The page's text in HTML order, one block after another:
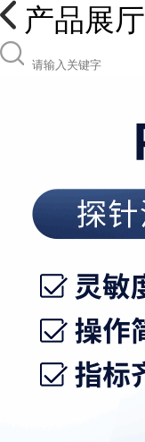
产品展厅